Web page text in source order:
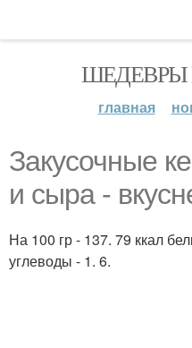
ШЕДЕВРЫ
главная
Закусочные
и сыра -
На 100 гр - 137. 79 ккал
углеводы - 1. 6.